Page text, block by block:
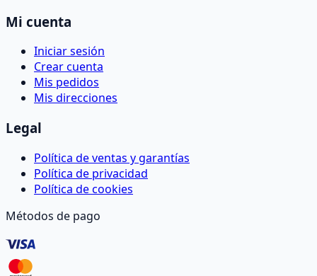
Mi cuenta
Iniciar sesión
Crear cuenta
Mis pedidos
Mis direcciones
Legal
Política de ventas y garantías
Política de privacidad
Política de cookies
Métodos de pago